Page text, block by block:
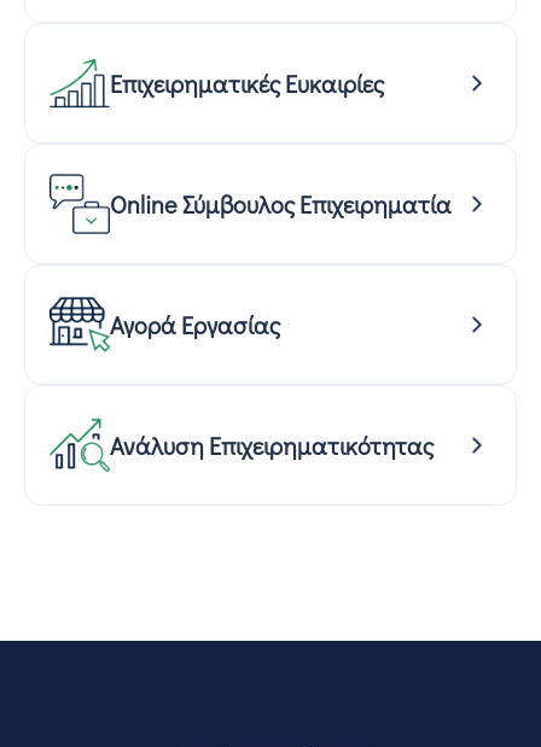
Επιχειρηματικές Ευκαιρίες
Online Σύμβουλος Επιχειρηματία
Αγορά Εργασίας
Ανάλυση Επιχειρηματικότητας